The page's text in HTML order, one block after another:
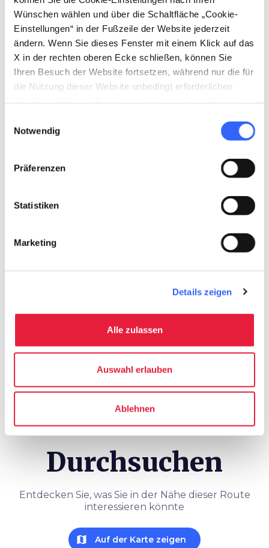
Wünschen wählen und über die Schaltfläche „Cookie-
Einstellungen“ in der Fußzeile der Website jederzeit
ändern. Wenn Sie dieses Fenster mit einem Klick auf das
X in der rechten oberen Ecke schließen, können Sie
Ihren Besuch der Website fortsetzen, während nur die für
die Nutzung dieser Website unbedingt erforderlichen
Zustimmung.
Notwendig
Präferenzen
Statistiken
Marketing
Details zeigen
Alle zulassen
Auswahl erlauben
Ablehnen
MTB
straighten
Länge der Route
23 Km
Körperliche Anstrengung
Mittelschwer
Mittelschwer
info
Download
save_alt
warning_amber Hinweis
Achten Sie aufdiese Angaben
Durchsuchen
Entdecken Sie, was Sie in der Nähe dieser Route
interessieren könnte
map Auf der Karte zeigen